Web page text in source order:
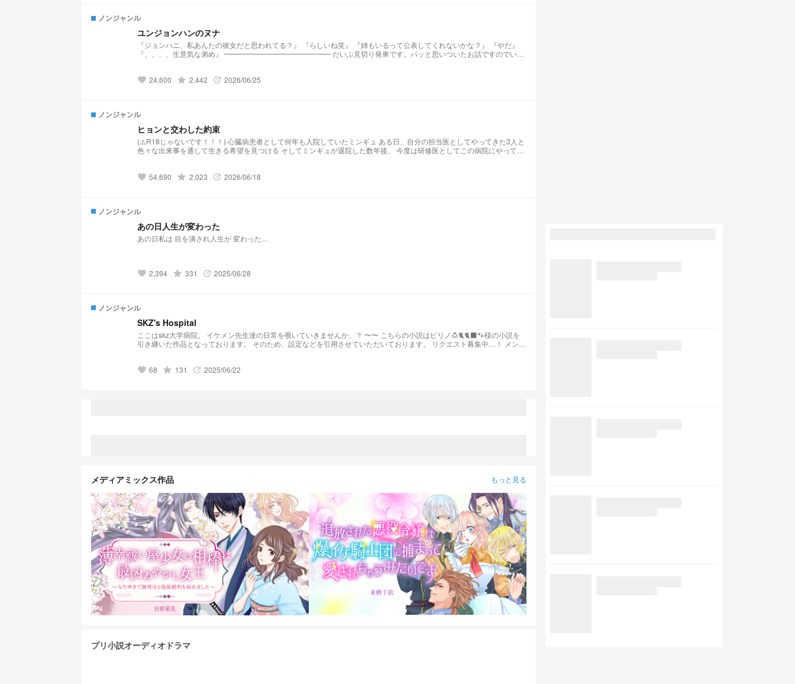
ノンジャンル
ユンジョンハンのヌナ
『ジョンハニ、私あんたの彼女だと思われてる？』 『らしいね笑』 『姉もいるって公表してくれないかな？』 『やだ』
『、、、、生意気な弟め』 ━━━━━━━━━━━━━━━ だいぶ見切り発車です。パッと思いついたお話ですのでいき
favorite 24,600 grade 2,442 update 2026/06/25
ノンジャンル
ヒョンと交わした約束
(⚠️R18じゃないです！！！) 心臓病患者として何年も入院していたミンギュ ある日、自分の担当医としてやってきた3人と
色々な出来事を通して生きる希望を見つける そしてミンギュが退院した数年後、 今度は研修医としてこの病院にやって来
ない」 (⚠︎あるお話を参考にさせていただいたので似ている点があるかもしれません。ご本人様から許可はいただいてます)
favorite 54,690 grade 2,023 update 2026/06/18
ノンジャンル
あの日人生が変わった
あの日私は 目を潰され人生が 変わった…
favorite 2,394 grade 331 update 2025/06/28
ノンジャンル
SKZ's Hospital
ここはskz大学病院。 イケメン先生達の日常を覗いていきませんか、？ 〜〜 こちらの小説はピリノ🍮🐈🐈‍⬛🐾様の小説を
引き継いだ作品となっております。 そのため、設定などを引用させていただいております。 リクエスト募集中…！ メンバ
favorite 68 grade 131 update 2025/06/22
メディアミックス作品 もっと見る
プリ小説オーディオドラマ